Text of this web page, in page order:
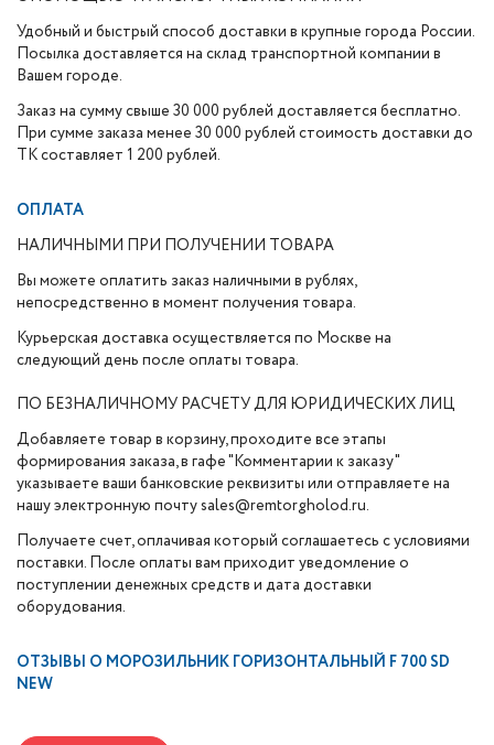
Удобный и быстрый способ доставки в крупные города России.
Посылка доставляется на склад транспортной компании в
Вашем городе.
Заказ на сумму свыше 30 000 рублей доставляется бесплатно.
При сумме заказа менее 30 000 рублей стоимость доставки до
ТК составляет 1 200 рублей.
ОПЛАТА
НАЛИЧНЫМИ ПРИ ПОЛУЧЕНИИ ТОВАРА
Вы можете оплатить заказ наличными в рублях,
непосредственно в момент получения товара.
Курьерская доставка осуществляется по Москве на
следующий день после оплаты товара.
ПО БЕЗНАЛИЧНОМУ РАСЧЕТУ ДЛЯ ЮРИДИЧЕСКИХ ЛИЦ
Добавляете товар в корзину, проходите все этапы
формирования заказа, в гафе "Комментарии к заказу"
указываете ваши банковские реквизиты или отправляете на
нашу электронную почту sales@remtorgholod.ru.
Получаете счет, оплачивая который соглашаетесь с условиями
поставки. После оплаты вам приходит уведомление о
поступлении денежных средств и дата доставки
оборудования.
ОТЗЫВЫ О МОРОЗИЛЬНИК ГОРИЗОНТАЛЬНЫЙ F 700 SD
NEW